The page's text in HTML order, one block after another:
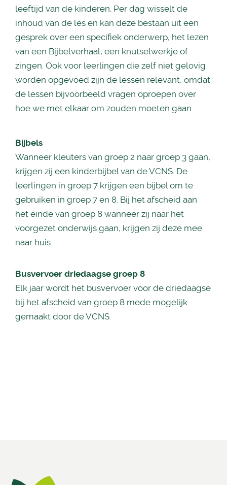
leeftijd van de kinderen. Per dag wisselt de
inhoud van de les en kan deze bestaan uit een
gesprek over een specifiek onderwerp, het lezen
van een Bijbelverhaal, een knutselwerkje of
zingen. Ook voor leerlingen die zelf niet gelovig
worden opgevoed zijn de lessen relevant, omdat
de lessen bijvoorbeeld vragen oproepen over
hoe we met elkaar om zouden moeten gaan.
Bijbels
Wanneer kleuters van groep 2 naar groep 3 gaan,
krijgen zij een kinderbijbel van de VCNS. De
leerlingen in groep 7 krijgen een bijbel om te
gebruiken in groep 7 en 8. Bij het afscheid aan
het einde van groep 8 wanneer zij naar het
voorgezet onderwijs gaan, krijgen zij deze mee
naar huis.
Busvervoer driedaagse groep 8
Elk jaar wordt het busvervoer voor de driedaagse
bij het afscheid van groep 8 mede mogelijk
gemaakt door de VCNS.